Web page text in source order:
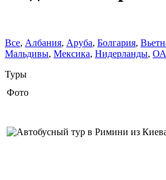
Все, Албания, Аруба, Болгария,
Мальдивы, Мексика, Нидерланды,
Туры
Фото